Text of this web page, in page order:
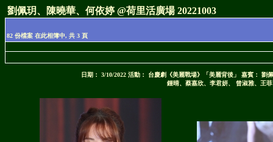
劉佩玥、陳曉華、何依婷 @荷里活廣場 20221003
82 份檔案 在此相簿中, 共 3 頁
日期： 3/10/2022 活動： 台慶劇《美麗戰場》「美麗背後」 嘉賓：
鍾晴、蔡嘉欣、李君妍、 曾淑雅、王